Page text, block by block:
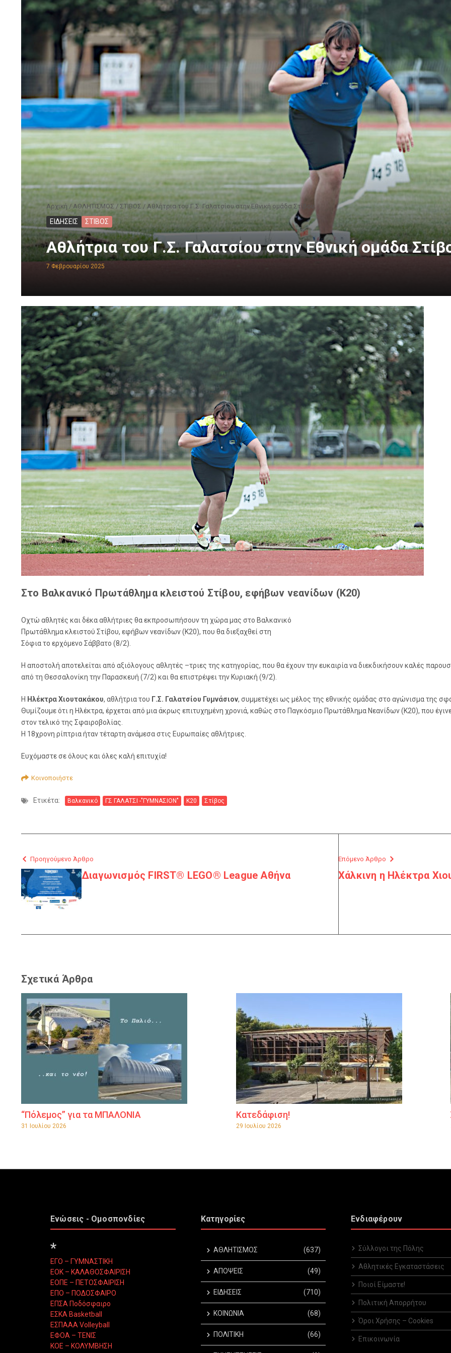
Αρχική / ΑΘΛΗΤΙΣΜΟΣ / ΣΤΙΒΟΣ / Aθλήτρια του Γ.Σ. Γαλατσίου στην Εθνική ομάδα Στίβου
ΕΙΔΗΣΕΙΣ ΣΤΙΒΟΣ
Aθλήτρια του Γ.Σ. Γαλατσίου στην Εθνική ομάδα
7 Φεβρουαρίου 2025
Στο Βαλκανικό Πρωτάθλημα κλειστού Στίβου, εφήβων νεανίδων (Κ20)
Οχτώ αθλητές και δέκα αθλήτριες θα εκπροσωπήσουν τη χώρα μας στο Βαλκανικό
Πρωτάθλημα κλειστού Στίβου, εφήβων νεανίδων (Κ20), που θα διεξαχθεί στη
Σόφια το ερχόμενο Σάββατο (8/2).
Η αποστολή αποτελείται από αξιόλογους αθλητές –τριες της κατηγορίας, που θα έχουν την ευκαιρία να διεκδικήσουν καλές
από τη Θεσσαλονίκη την Παρασκευή (7/2) και θα επιστρέψει την Κυριακή (9/2).
Η Ηλέκτρα Χιουτακάκου, αθλήτρια του Γ.Σ. Γαλατσίου Γυμνάσιον, συμμετέχει ως μέλος της εθνικής ομάδας στο αγώνισμα της
Θυμίζουμε ότι η Ηλέκτρα, έρχεται από μια άκρως επιτυχημένη χρονιά, καθώς στο Παγκόσμιο Πρωτάθλημα Νεανίδων (Κ20), που
στον τελικό της Σφαιροβολίας.
Η 18χρονη ρίπτρια ήταν τέταρτη ανάμεσα στις Ευρωπαίες αθλήτριες.
Ευχόμαστε σε όλους και όλες καλή επιτυχία!
Κοινοποιήστε
Ετικέτα: Βαλκανικό ΓΣ ΓΑΛΑΤΣΙ -"ΓΥΜΝΑΣΙΟΝ" Κ20 Στίβος
Προηγούμενο Άρθρο
Διαγωνισμός FIRST® LEGO® League Αθήνα
Επόμενο Άρθρο
Χάλκινη η Ηλέκτρα
Σχετικά Άρθρα
“Πόλεμος” για τα ΜΠΑΛΟΝΙΑ
31 Ιουλίου 2026
Κατεδάφιση!
29 Ιουλίου 2026
Ενώσεις - Ομοσπονδίες
*
ΕΓΟ – ΓΥΜΝΑΣΤΙΚΗ
ΕΟΚ – ΚΑΛΑΘΟΣΦΑΙΡΙΣΗ
ΕΟΠΕ – ΠΕΤΟΣΦΑΙΡΙΣΗ
ΕΠΟ – ΠΟΔΟΣΦΑΙΡΟ
ΕΠΣΑ Ποδόσφαιρο
ΕΣΚΑ Basketball
ΕΣΠΑΑΑ Volleyball
ΕΦΟΑ – ΤΕΝΙΣ
ΚΟΕ – ΚΟΛΥΜΒΗΣΗ
Κατηγορίες
ΑΘΛΗΤΙΣΜΟΣ (637)
ΑΠΟΨΕΙΣ (49)
ΕΙΔΗΣΕΙΣ (710)
ΚΟΙΝΩΝΙΑ (68)
ΠΟΛΙΤΙΚΗ (66)
Ενδιαφέρουν
Σύλλογοι της Πόλης
Αθλητικές Εγκαταστάσεις
Ποιοί Είμαστε!
Πολιτική Απορρήτου
Όροι Χρήσης – Cookies
Επικοινωνία